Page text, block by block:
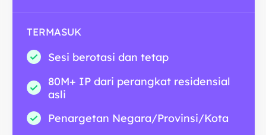
TERMASUK
Sesi berotasi dan tetap
80M+ IP dari perangkat residensial
asli
Penargetan Negara/Provinsi/Kota